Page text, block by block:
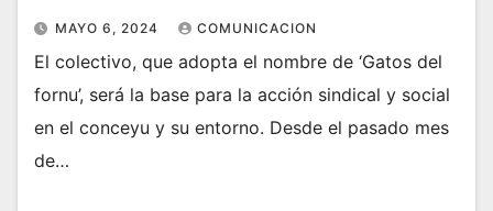
MAYO 6, 2024 COMUNICACION
El colectivo, que adopta el nombre de ‘Gatos del
fornu’, será la base para la acción sindical y social
en el conceyu y su entorno. Desde el pasado mes
de…